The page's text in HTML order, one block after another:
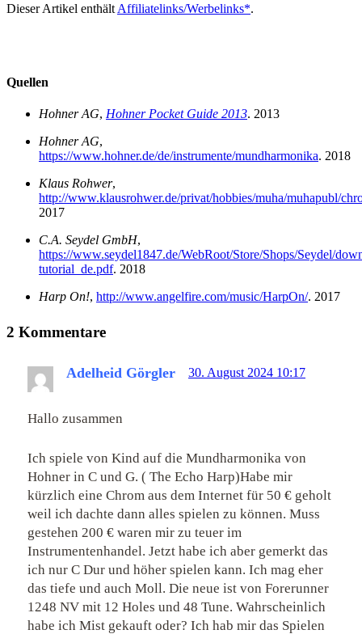
Dieser Artikel enthält Affiliatelinks/Werbelinks*.
Quellen
Hohner AG, Hohner Pocket Guide 2013. 2013
Hohner AG,
https://www.hohner.de/de/instrumente/mundharmonika. 2018
Klaus Rohwer,
http://www.klausrohwer.de/privat/hobbies/muha/muhapubl/
2017
C.A. Seydel GmbH,
https://www.seydel1847.de/WebRoot/Store/Shops/Seydel/
tutorial_de.pdf. 2018
Harp On!, http://www.angelfire.com/music/HarpOn/. 2017
2 Kommentare
Adelheid Görgler 30. August 2024 10:17
Hallo zusammen
Ich spiele von Kind auf die Mundharmonika von
Hohner in C und G. ( The Echo Harp)Habe mir
kürzlich eine Chrom aus dem Internet für 50 € geholt
weil ich dachte dann alles spielen zu können. Muss
gestehen 200 € waren mir zu teuer im
Instrumentenhandel. Jetzt habe ich aber gemerkt das
ich nur C Dur und höher spielen kann. Ich mag eher
das tiefe und auch Moll. Die neue ist von Forerunner
1248 NV mit 12 Holes und 48 Tune. Wahrscheinlich
habe ich Mist gekauft oder? Ich hab mir das Spielen